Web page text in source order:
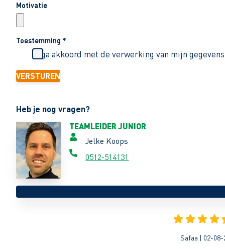
Motivatie
Toestemming *
Ik ga akkoord met de verwerking van mijn
VERSTUREN
Heb je nog vragen?
TEAMLEIDER JUNIOR
Jelke Koops
0512-514131
Safaa | 02-08-